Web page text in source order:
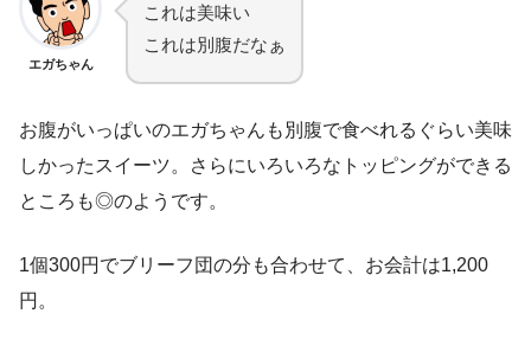
エガちゃん
これは美味い
これは別腹だなぁ
お腹がいっぱいのエガちゃんも別腹で食べれるぐらい美味
しかったスイーツ。さらにいろいろなトッピングができる
ところも◎のようです。
1個300円でブリーフ団の分も合わせて、お会計は1,200
円。